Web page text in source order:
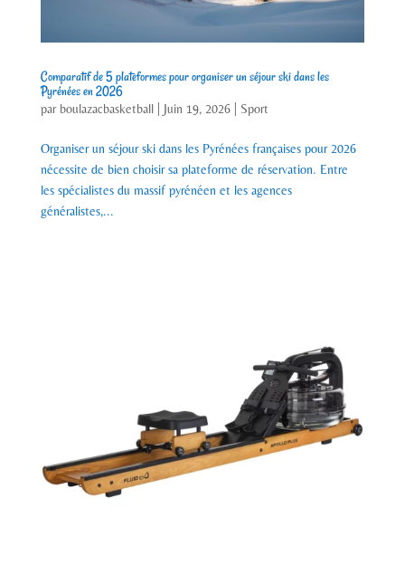
Comparatif de 5 plateformes pour organiser un séjour ski dans les
Pyrénées en 2026
par boulazacbasketball| Juin 19, 2026| Sport
Organiser un séjour ski dans les Pyrénées françaises pour 2026
nécessite de bien choisir sa plateforme de réservation. Entre
les spécialistes du massif pyrénéen et les agences
généralistes,...